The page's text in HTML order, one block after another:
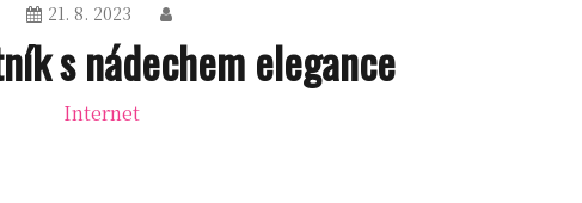
21. 8. 2023
s nádechem elegance
Internet